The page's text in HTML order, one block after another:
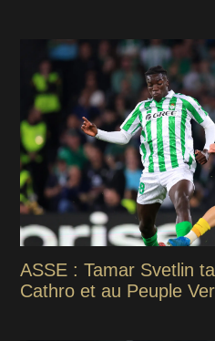
ASSE : Tamar Svetlin
Cathro et au Peuple